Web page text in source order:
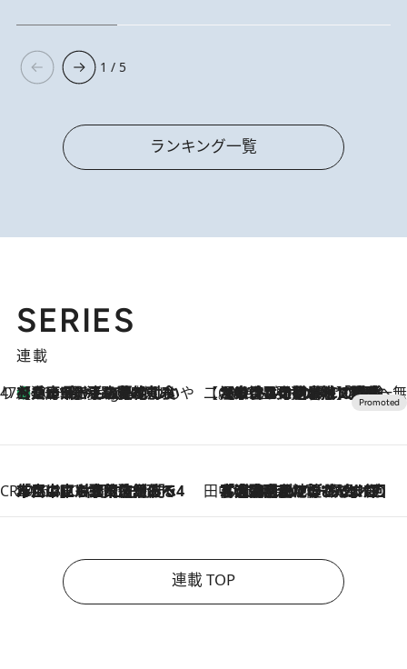
1 / 5
ランキング一覧
SERIES
連載
47都道府県の手みやげ ひんやりスイーツで夏を満喫
10 Hours Ago
【兵庫県】この夏絶対食べたい 冷やしておいしいおやつ3選 淡路島の恵みをジェラートに集約 【CREA×星野リゾート】唯一無二。癒しと発見が待つ場所へ
2026.8.7
【トンボの足水浴】ヒノキの香りに包まれて涼感マックス！約13℃の湧水かけ流しを避暑地「星野温泉 トンボの湯」で体験
CREA'S CHOICE
2026.8.7
「立川にも歌舞伎があるんだよ」 片岡仁左衛門・市川中車ら豪華座組みで4年目の立川立飛歌舞伎へ 田中稲の勝手に再ブーム
2026.8.7
「湘南乃風に憧れて」観客大盛上がりの“タオル回し”に、ラッパー顔負けの高速歌唱まで…さだまさし（74）のアグレッシブすぎる現在地
連載 TOP